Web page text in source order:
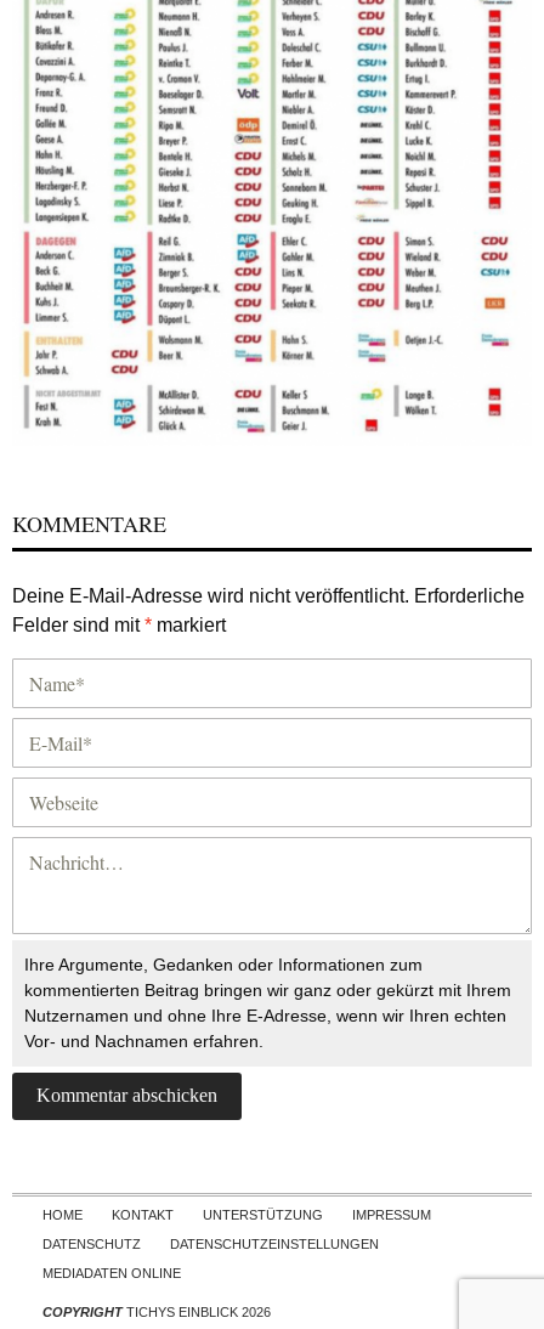
KOMMENTARE
Deine E-Mail-Adresse wird nicht veröffentlicht. Erforderliche
Felder sind mit* markiert
Ihre Argumente, Gedanken oder Informationen zum
kommentierten Beitrag bringen wir ganz oder gekürzt mit Ihrem
Nutzernamen und ohne Ihre E-Adresse, wenn wir Ihren echten
Vor- und Nachnamen erfahren.
Skip to content
HOME KONTAKT UNTERSTÜTZUNG
IMPRESSUM
DATENSCHUTZ
DATENSCHUTZEINSTELLUNGEN
MEDIADATEN ONLINE
COPYRIGHTTICHYS EINBLICK 2026